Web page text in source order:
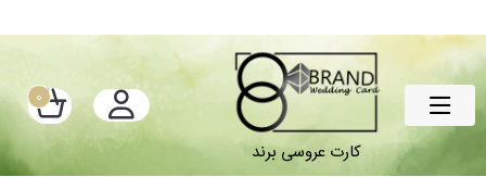
کارت عروسی برند
0